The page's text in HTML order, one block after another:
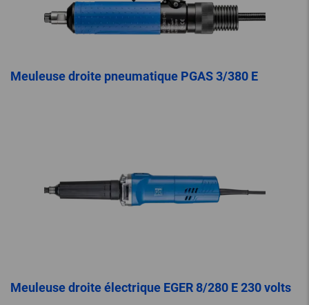
Meuleuse droite pneumatique PGAS 3/380 E
Meuleuse droite électrique EGER 8/280 E 230 volts